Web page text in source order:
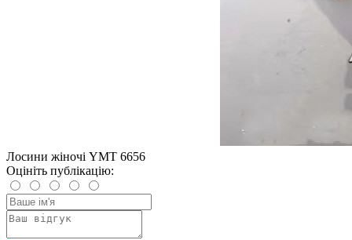
Лосини жіночі YMT 6656
Оцініть публікацію: